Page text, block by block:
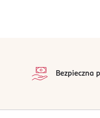
Bezpieczna